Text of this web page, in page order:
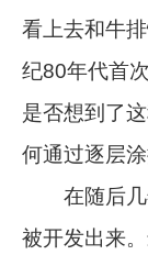
看上去和牛
纪80年代首
是否想到了
何通过逐层
在随后几
被开发出来